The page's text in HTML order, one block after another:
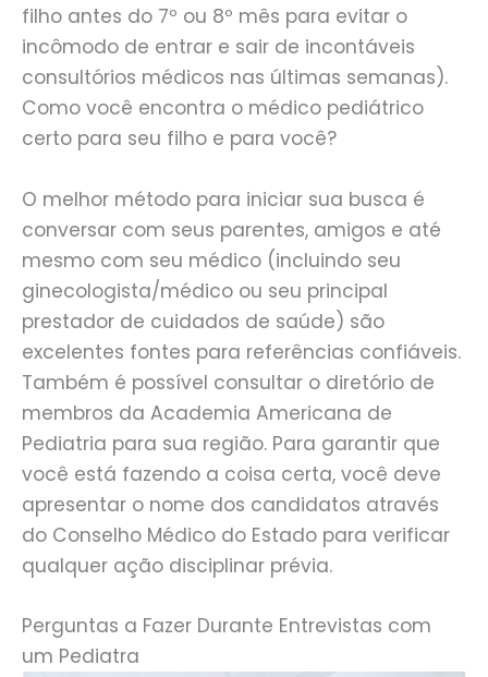
filho antes do 7º ou 8º mês para evitar o
incômodo de entrar e sair de incontáveis
consultórios médicos nas últimas semanas).
Como você encontra o médico pediátrico
certo para seu filho e para você?
O melhor método para iniciar sua busca é
conversar com seus parentes, amigos e até
mesmo com seu médico (incluindo seu
ginecologista/médico ou seu principal
prestador de cuidados de saúde) são
excelentes fontes para referências confiáveis.
Também é possível consultar o diretório de
membros da Academia Americana de
Pediatria para sua região. Para garantir que
você está fazendo a coisa certa, você deve
apresentar o nome dos candidatos através
do Conselho Médico do Estado para verificar
qualquer ação disciplinar prévia.
Perguntas a Fazer Durante Entrevistas com
um Pediatra